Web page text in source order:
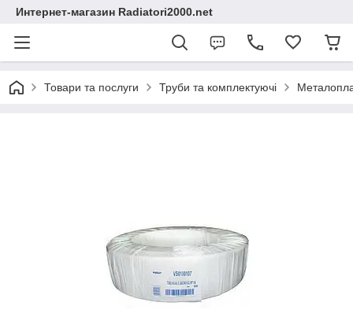
Интернет-магазин Radiatori2000.net
Товари та послуги Труби та комплектуючі